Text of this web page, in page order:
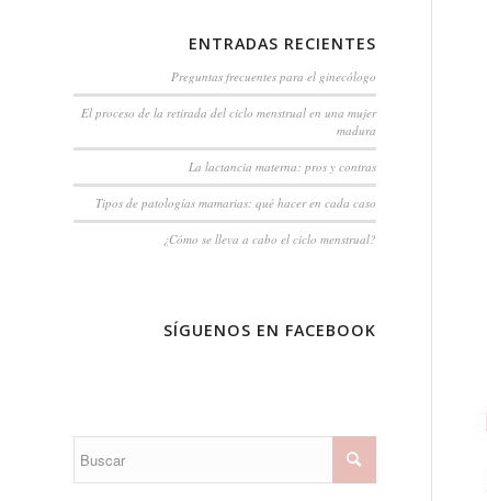
ENTRADAS RECIENTES
Preguntas frecuentes para el ginecólogo
El proceso de la retirada del ciclo menstrual en una mujer
madura
La lactancia materna: pros y contras
Tipos de patologías mamarias: qué hacer en cada caso
¿Cómo se lleva a cabo el ciclo menstrual?
SÍGUENOS EN FACEBOOK